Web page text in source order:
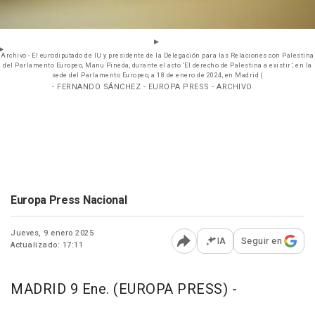
Archivo - El eurodiputado de IU y presidente de la Delegación para las Relaciones con Palestina
del Parlamento Europeo, Manu Pineda, durante el acto ‘El derecho de Palestina a existir’, en la
sede del Parlamento Europeo, a 18 de enero de 2024, en Madrid (
- FERNANDO SÁNCHEZ - EUROPA PRESS - ARCHIVO
Europa Press Nacional
Jueves, 9 enero 2025
Actualizado: 17:11
Abrir opciones para
IA Seguir en
MADRID 9 Ene. (EUROPA PRESS) -